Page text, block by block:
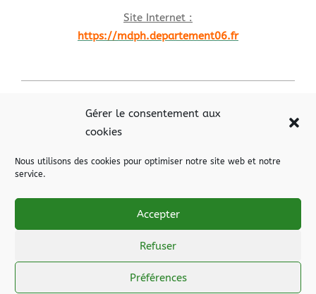
Gérer le consentement aux
cookies
Nous utilisons des cookies pour optimiser notre site web et notre
service.
Accepter
Refuser
Préférences
Site Internet :
https://mdph.departement06.fr
Archives "Blog des personnes ressource"
Arborescence du site (SiteMap)